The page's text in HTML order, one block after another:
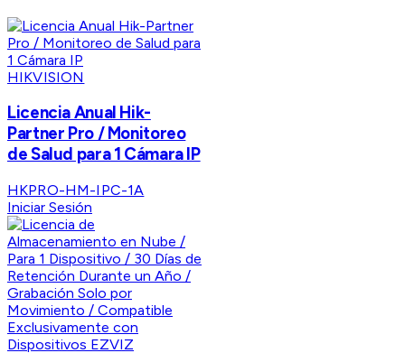
HIKVISION
Licencia Anual Hik-
Partner Pro / Monitoreo
de Salud para 1 Cámara IP
HKPRO-HM-IPC-1A
Iniciar Sesión